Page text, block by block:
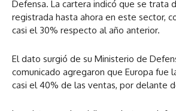
Defensa. La cartera indicó que se trata
registrada hasta ahora en este sector,
casi el 30% respecto al año anterior.
El dato surgió de su Ministerio de
comunicado agregaron que Europa fue
casi el 40% de las ventas, por delante